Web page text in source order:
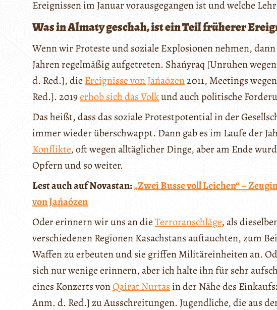
Ereignissen im Januar vorausgegangen ist und welche
Was in Almaty geschah, ist ein Teil früherer
Wenn wir Proteste und soziale Explosionen nehmen,
Jahren regelmäßig aufgetreten. Shańyraq [Unruhen
d. Red.], die Ereignisse von Jańaózen2011, Meetings
Red.]. 2019erhob sich das Volkund auch politische
Das heißt, dass das soziale Protestpotential in der
immer wieder überschwappt. Dann gab es im Laufe der
Konflikte, oft wegen alltäglicher Dinge, aber am Ende
Opfern und so weiter.
Lest auch auf Novastan:„Zwei Busse voll Leichen“ –
von Jańaózen
Oder erinnern wir uns an dieTerroranschläge, als
verschiedenen Regionen Kasachstans auftauchten, zum
Waffen zu erbeuten und sie griffen Militäreinheiten an.
sich nur wenige erinnern, aber ich halte ihn für sehr
eines Konzerts vonQairat Nurtas in der Nähe des
Anm. d. Red.] zu Ausschreitungen. Jugendliche, die aus